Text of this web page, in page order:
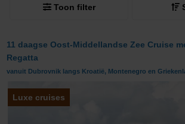
Toon filter
11 daagse Oost-Middellandse Zee Cruise
Regatta
vanuit Dubrovnik langs Kroatië, Montenegro en
Luxe cruises